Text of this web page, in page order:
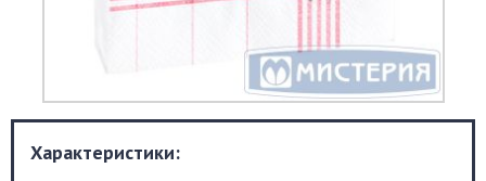
Характеристики: